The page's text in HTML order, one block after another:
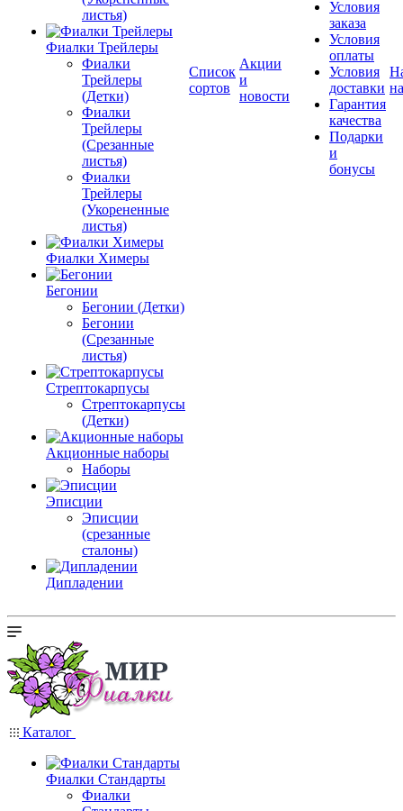
листья)
Фиалки Трейлеры
Фиалки
Трейлеры
(Детки)
Фиалки
Трейлеры
(Срезанные
листья)
Фиалки
Трейлеры
(Укорененные
листья)
Фиалки Химеры
Бегонии
Бегонии (Детки)
Бегонии
(Срезанные
листья)
Стрептокарпусы
Стрептокарпусы
(Детки)
Акционные наборы
Наборы
Эписции
Эписции
(срезанные
сталоны)
Дипладении
Список
сортов
Акции
и
новости
Условия
заказа
Условия
оплаты
Условия
доставки
Гарантия
качества
Подарки
и
бонусы
Каталог
Фиалки Стандарты
Фиалки